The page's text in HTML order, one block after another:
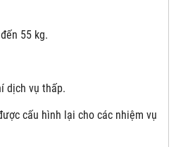
55 kg.
dịch vụ thấp.
cấu hình lại cho các nhiệm vụ